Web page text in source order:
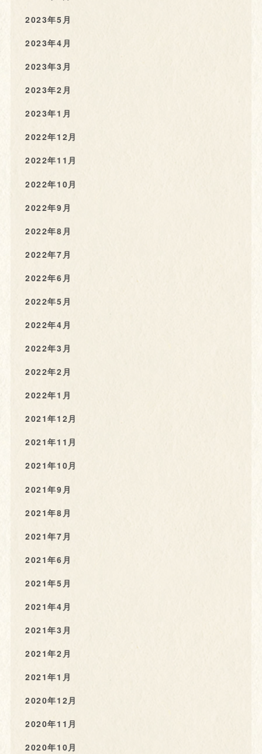
2023年5月
2023年4月
2023年3月
2023年2月
2023年1月
2022年12月
2022年11月
2022年10月
2022年9月
2022年8月
2022年7月
2022年6月
2022年5月
2022年4月
2022年3月
2022年2月
2022年1月
2021年12月
2021年11月
2021年10月
2021年9月
2021年8月
2021年7月
2021年6月
2021年5月
2021年4月
2021年3月
2021年2月
2021年1月
2020年12月
2020年11月
2020年10月